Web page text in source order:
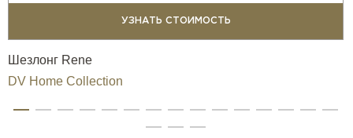
УЗНАТЬ СТОИМОСТЬ
Шезлонг Rene
DV Home Collection